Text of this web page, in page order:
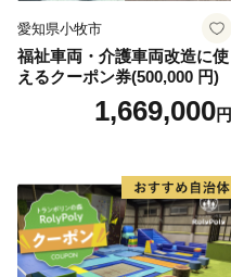
愛知県小牧市
福祉車両・介護車両改造に使
えるクーポン券(500,000 円)
1,669,000円